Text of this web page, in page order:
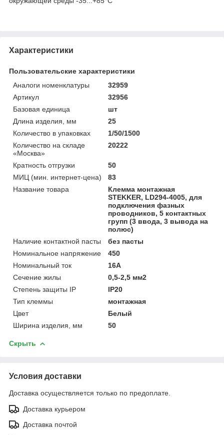
Характеристики
Пользовательские характеристики
Аналоги номенклатуры
32959
Артикул
32956
Базовая единица
шт
Длина изделия, мм
25
Количество в упаковках
1/50/1500
Количество на складе
«Москва»
20222
Кратность отгрузки
50
МИЦ (мин. интернет-цена)
83
Название товара
Клемма монтажная
STEKKER, LD294-4005, для
подключения фазных
проводников, 5 контактных
групп (3 ввода, 3 вывода на
полюс)
Наличие контактной пасты
без пасты
Номинальное напряжение
450
Номинальный ток
16А
Сечение жилы
0,5-2,5 мм2
Степень защиты IP
IP20
Тип клеммы
монтажная
Цвет
Белый
Ширина изделия, мм
50
Скрыть
Условия доставки
Доставка осуществляется только по предоплате.
Доставка курьером
Доставка почтой